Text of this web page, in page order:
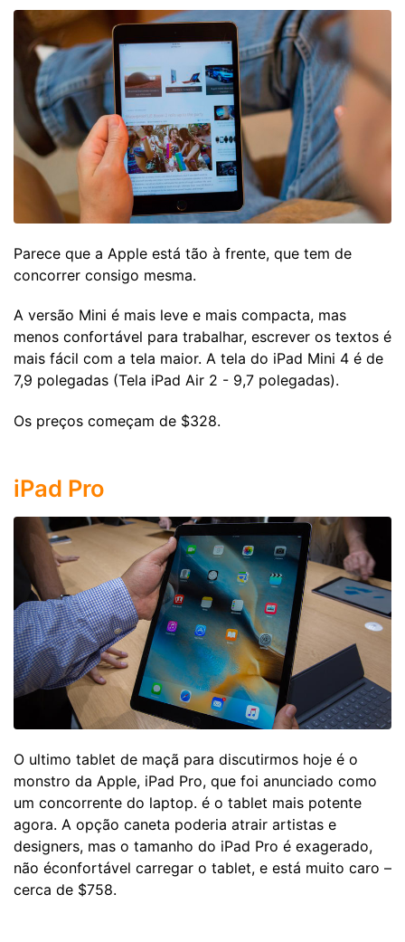
Parece que a Apple está tão à frente, que tem de
concorrer consigo mesma.
A versão Mini é mais leve e mais compacta, mas
menos confortável para trabalhar, escrever os textos é
mais fácil com a tela maior. A tela do iPad Mini 4 é de
7,9 polegadas (Tela iPad Air 2 - 9,7 polegadas).
Os preços começam de $328.
iPad Pro
O ultimo tablet de maçã para discutirmos hoje é o
monstro da Apple, iPad Pro, que foi anunciado como
um concorrente do laptop. é o tablet mais potente
agora. A opção caneta poderia atrair artistas e
designers, mas o tamanho do iPad Pro é exagerado,
não éconfortável carregar o tablet, e está muito caro –
cerca de $758.